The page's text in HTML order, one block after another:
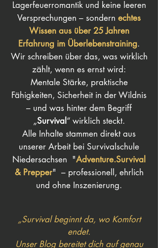
Lagerfeuerromantik und keine leeren
Versprechungen – sondern echtes
Wissen aus über 25 Jahren
Erfahrung im Überlebenstraining.
Wir schreiben über das, was wirklich
zählt, wenn es ernst wird:
Mentale Stärke, praktische
Fähigkeiten, Sicherheit in der Wildnis
– und was hinter dem Begriff
„Survival “ wirklich steckt.
Alle Inhalte stammen direkt aus
unserer Arbeit bei Survivalschule
Niedersachsen "Adventure.Survival
& Prepper" – professionell, ehrlich
und ohne Inszenierung.
„Survival beginnt da, wo Komfort
endet.
Unser Blog bereitet dich auf genau